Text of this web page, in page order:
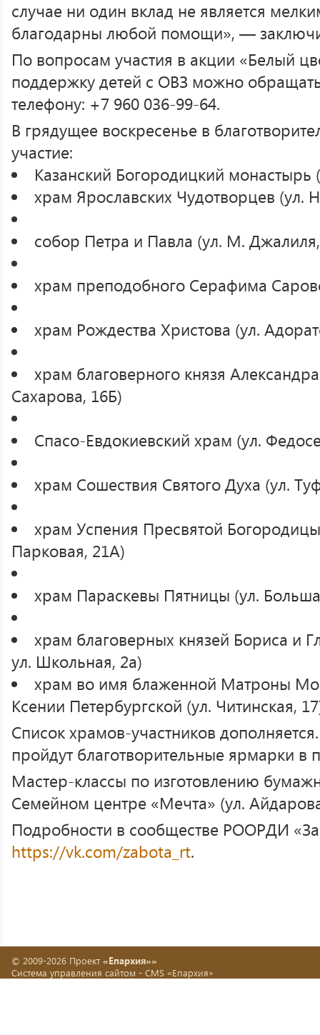
случае ни один вклад не является
благодарны любой помощи», —
По вопросам участия в акции «Белый
поддержку детей с ОВЗ можно
телефону: +7 960 036-99-64.
В грядущее воскресенье в
участие:
Казанский Богородицкий монастырь
храм Ярославских Чудотворцев (ул.
собор Петра и Павла (ул. М.
храм преподобного Серафима
храм Рождества Христова (ул.
храм благоверного князя
Сахарова, 16Б)
Спасо-Евдокиевский храм (ул.
храм Сошествия Святого Духа (ул.
храм Успения Пресвятой
Парковая, 21А)
храм Параскевы Пятницы (ул.
храм благоверных князей Бориса и
ул. Школьная, 2а)
храм во имя блаженной Матроны
Ксении Петербургской (ул. Читинская,
Список храмов-участников
пройдут благотворительные ярмарки в
Мастер-классы по изготовлению
Семейном центре «Мечта» (ул.
Подробности в сообществе РООРДИ
https://vk.com/zabota_rt.
© 2009-2026 Проект «Епархия»»
Система управления сайтом - CMS «Епархия»